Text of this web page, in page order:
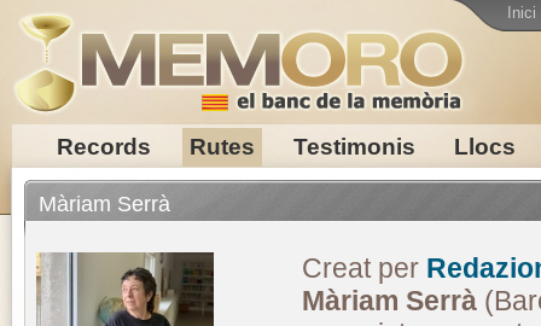
Records Rutes Testimonis Llocs
Inici
Màriam Serrà
Creat per
Màriam Serrà